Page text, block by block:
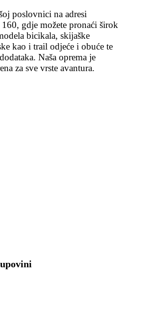
poslovnici na adresi
gdje možete pronaći širok
bicikala, skijaške
kao i trail odjeće i obuće te
Naša oprema je
za sve vrste avantura.